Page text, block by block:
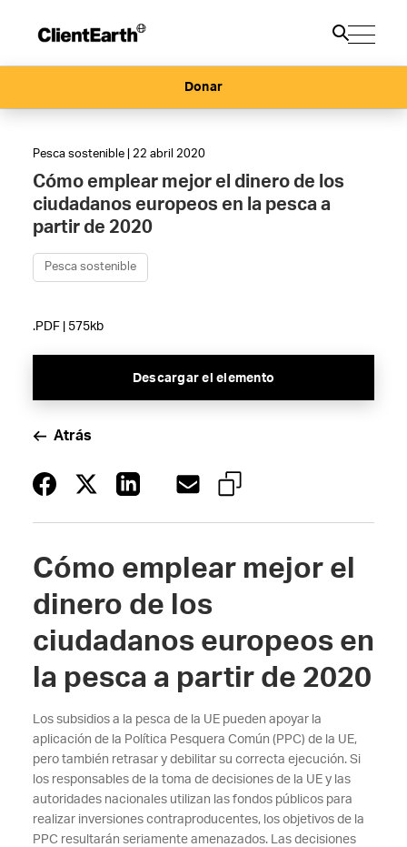
Donar
Pesca sostenible | 22 abril 2020
Cómo emplear mejor el dinero de los
ciudadanos europeos en la pesca a
partir de 2020
Pesca sostenible
.PDF | 575kb
Descargar el elemento
Atrás
Cómo emplear mejor el
dinero de los
ciudadanos europeos en
la pesca a partir de 2020
Los subsidios a la pesca de la UE pueden apoyar la
aplicación de la Política Pesquera Común (PPC) de la UE,
pero también retrasar y debilitar su correcta ejecución. Si
los responsables de la toma de decisiones de la UE y las
autoridades nacionales utilizan las fondos públicos para
realizar inversiones contraproducentes, los objetivos de la
PPC resultarán seriamente amenazados. Las decisiones